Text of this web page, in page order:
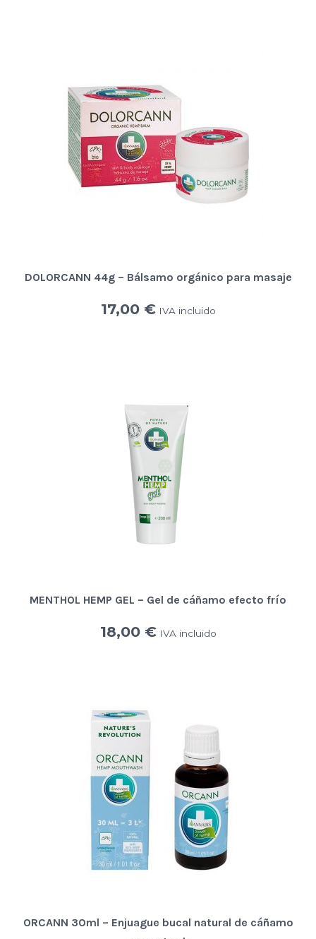
DOLORCANN 44g – Bálsamo orgánico para masaje
17,00 € IVA incluido
MENTHOL HEMP GEL – Gel de cáñamo efecto frío
18,00 € IVA incluido
ORCANN 30ml – Enjuague bucal natural de cáñamo